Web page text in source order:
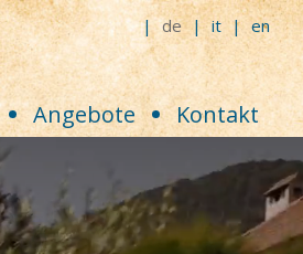
de it en
Angebote Kontakt